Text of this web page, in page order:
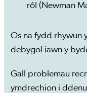
rôl (Newman
Os na fydd rhywun
debygol iawn y
Gall problemau
ymdrechion i